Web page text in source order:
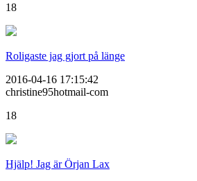
18
Roligaste jag gjort på länge
2016-04-16 17:15:42
christine95hotmail-com
18
Hjälp! Jag är Örjan Lax